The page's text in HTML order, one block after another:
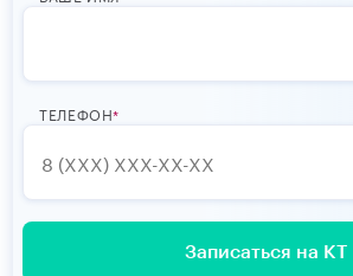
ТЕЛЕФОН
Записаться на КТ